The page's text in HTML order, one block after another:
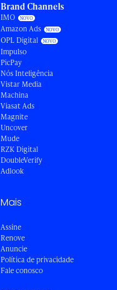
Brand Channels
IMO
Amazon Ads
OPL Digital
Impulso
PicPay
Nós Inteligência
Vistar Media
Machina
Viasat Ads
Magnite
Uncover
Mude
RZK Digital
DoubleVerify
Adlook
Mais
Assine
Renove
Anuncie
Política de privacidade
Fale conosco